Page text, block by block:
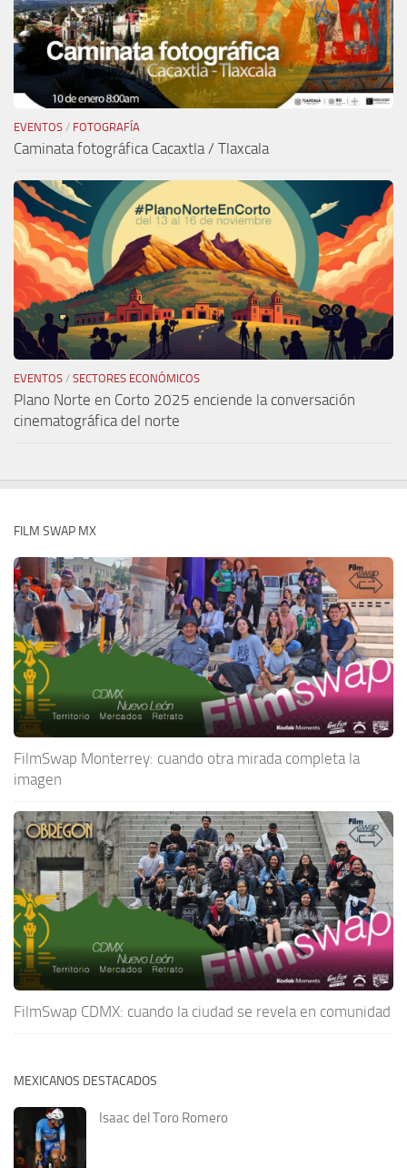
EVENTOS / FOTOGRAFÍA
Caminata fotográfica Cacaxtla / Tlaxcala
EVENTOS / SECTORES ECONÓMICOS
Plano Norte en Corto 2025 enciende la conversación
cinematográfica del norte
FILM SWAP MX
FilmSwap Monterrey: cuando otra mirada completa la
imagen
FilmSwap CDMX: cuando la ciudad se revela en comunidad
MEXICANOS DESTACADOS
Isaac del Toro Romero